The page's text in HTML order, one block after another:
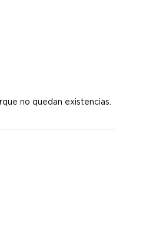
no quedan existencias.